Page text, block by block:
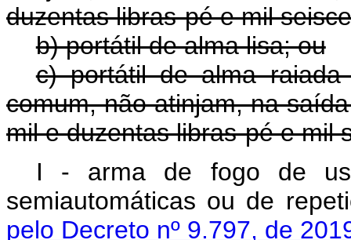
duzentas libras-pé e mil
b) portátil de alma lisa; ou
c) portátil de alma
comum, não atinjam, na
mil e duzentas libras-pé e mil
I - arma de fogo de
semiautomáticas ou de
pelo Decreto nº 9.797, de